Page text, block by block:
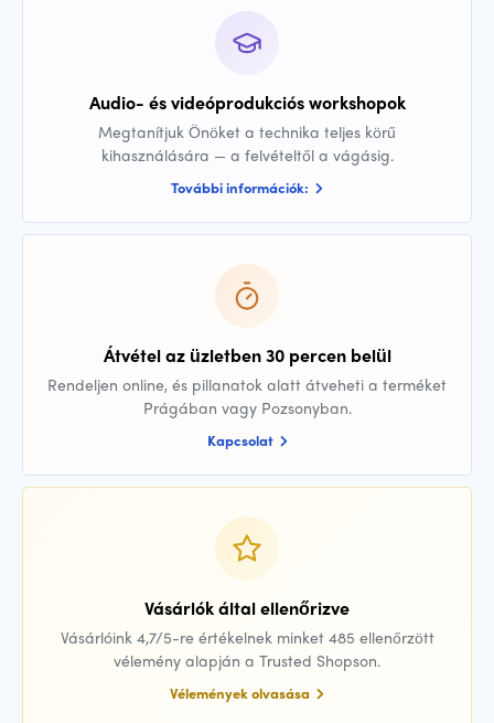
Audio- és videóprodukciós workshopok
Megtanítjuk Önöket a technika teljes körű
kihasználására — a felvételtől a vágásig.
További információk:
Átvétel az üzletben 30 percen belül
Rendeljen online, és pillanatok alatt átveheti a terméket
Prágában vagy Pozsonyban.
Kapcsolat
Vásárlók által ellenőrizve
Vásárlóink 4,7/5-re értékelnek minket 485 ellenőrzött
vélemény alapján a Trusted Shopson.
Vélemények olvasása